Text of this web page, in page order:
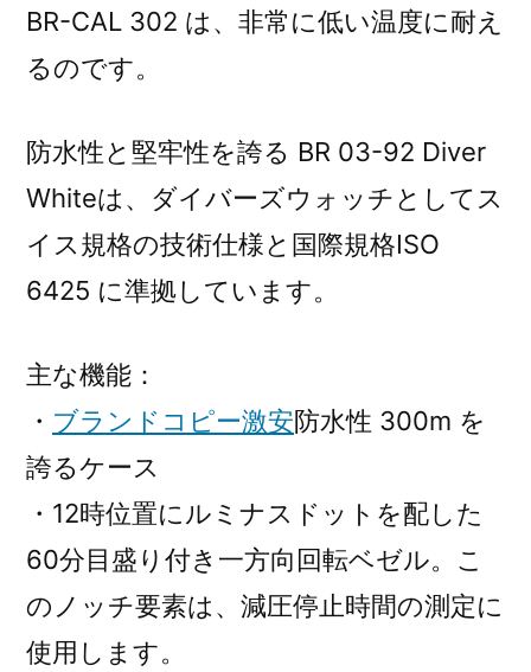
BR-CAL 302 は、非常に低い温度に耐え
るのです。
防水性と堅牢性を誇る BR 03-92 Diver
Whiteは、ダイバーズウォッチとしてス
イス規格の技術仕様と国際規格ISO
6425 に準拠しています。
主な機能：
・ ブランドコピー激安防水性 300m を
誇るケース
・12時位置にルミナスドットを配した
60分目盛り付き一方向回転ベゼル。こ
のノッチ要素は、減圧停止時間の測定に
使用します。